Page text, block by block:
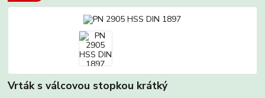
Vrták s válcovou stopkou krátký